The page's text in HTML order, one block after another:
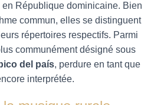
en République dominicaine. Bien
commun, elles se distinguent
répertoires respectifs. Parmi
communément désigné sous
del país, perdure en tant que
interprétée.